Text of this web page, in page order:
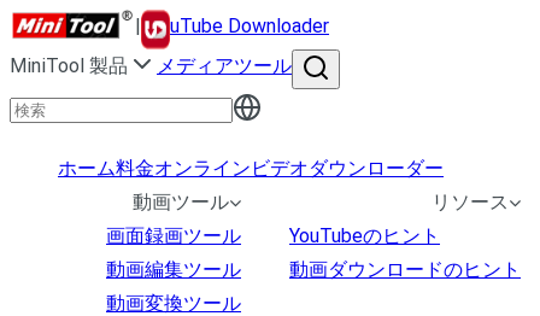
|
uTube Downloader
MiniTool 製品
メディアツール
ホーム料金オンラインビデオダウンローダー
動画ツール
画面録画ツール
動画編集ツール
動画変換ツール
リソース
YouTubeのヒント
動画ダウンロードのヒント